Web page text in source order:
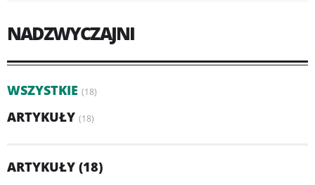
NADZWYCZAJNI
WSZYSTKIE (18)
ARTYKUŁY (18)
ARTYKUŁY (18)